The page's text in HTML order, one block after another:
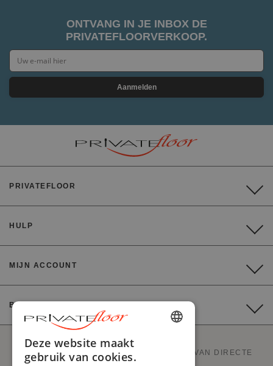
ONTVANG IN JE INBOX DE
PRIVATEFLOORVERKOOP.
Aanmelden
PRIVATEFLOOR
HULP
MIJN ACCOUNT
BETALING
PRIVATEFLOOR IS DE EERSTE WEBSITE VAN DIRECTE
Deze website maakt
gebruik van cookies.